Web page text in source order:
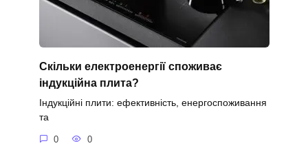
Скільки електроенергії споживає
індукційна плита?
Індукційні плити: ефективність, енергоспоживання
та
0 0